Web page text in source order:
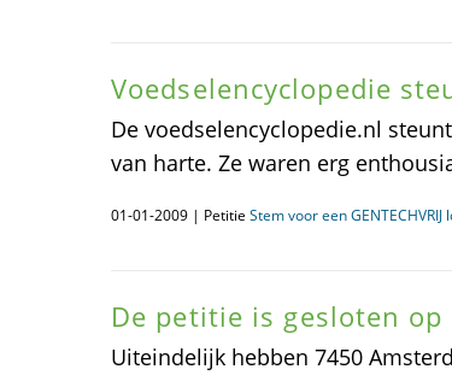
Voedselencyclopedie
De voedselencyclopedie.nl
van harte. Ze waren erg
01-01-2009 | Petitie Stem voor een GENTECHVRIJ
De petitie is gesloten
Uiteindelijk hebben 7450